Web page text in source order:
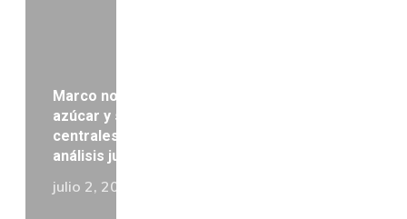
Marco normativo del cultivo de caña de
azúcar y su procesamiento por los
centrales azucareros en Venezuela: Un
análisis jurídico comparado
julio 2, 2025